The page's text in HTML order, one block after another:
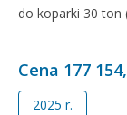
do koparki 30 ton
Cena 177
2025 r.